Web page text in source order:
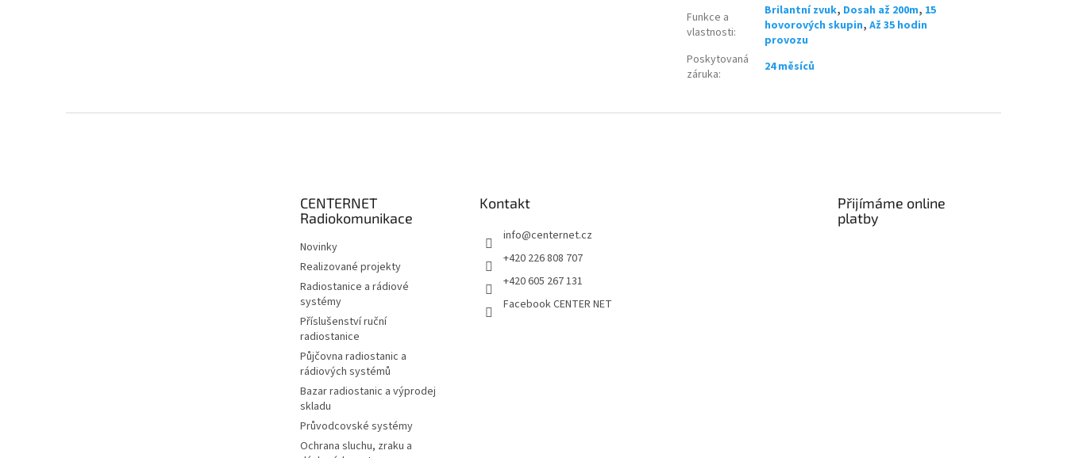
Funkce a
vlastnosti:
Brilantní zvuk, Dosah až 200m, 15
hovorových skupin,Až 35 hodin
provozu
Poskytovaná
záruka: 24 měsíců
CENTERNET
Radiokomunikace
Novinky
Realizované projekty
Radiostanice a rádiové
systémy
Příslušenství ruční
radiostanice
Půjčovna radiostanic a
rádiových systémů
Bazar radiostanic a výprodej
skladu
Průvodcovské systémy
Ochrana sluchu, zraku a
Kontakt
info@centernet.cz
+420 226 808 707
+420 605 267 131
Facebook CENTER NET
Přijímáme online
platby